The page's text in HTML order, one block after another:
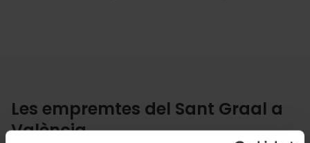
Les empremtes del Sant Graal a
València